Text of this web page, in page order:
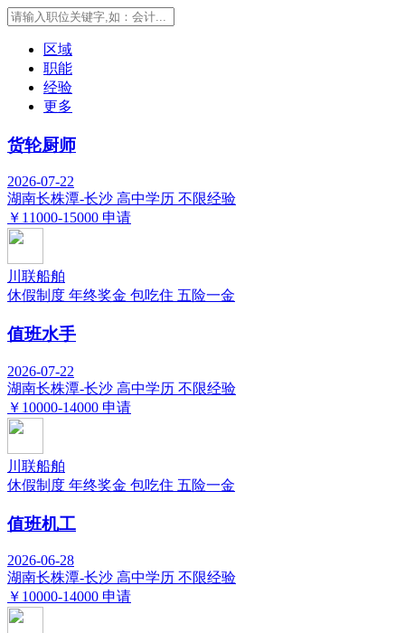
区域
职能
经验
更多
货轮厨师
2026-07-22
湖南长株潭-长沙 高中学历 不限经验
￥11000-15000 申请
川联船舶
休假制度 年终奖金 包吃住 五险一金
值班水手
2026-07-22
湖南长株潭-长沙 高中学历 不限经验
￥10000-14000 申请
川联船舶
休假制度 年终奖金 包吃住 五险一金
值班机工
2026-06-28
湖南长株潭-长沙 高中学历 不限经验
￥10000-14000 申请